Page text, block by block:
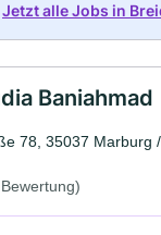
Jetzt alle Jobs in
Baniahmad
78, 35037 Marburg